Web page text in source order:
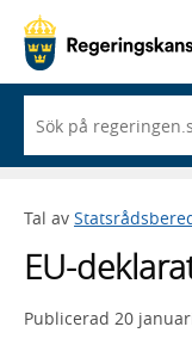
du
börjar
skriva
framträder
lista
med
sökförslag
Tal av
EU-
Publicerad 20